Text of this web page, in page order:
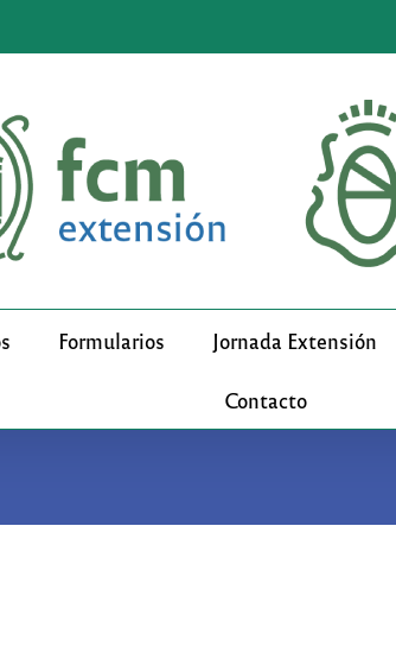
Formularios Jornada Extensión
Contacto